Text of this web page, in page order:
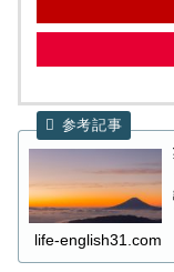
life-english31.com